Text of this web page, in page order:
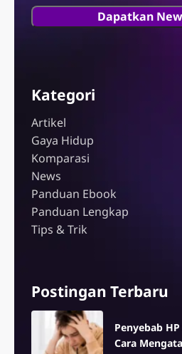
Kategori
Artikel
Gaya Hidup
Komparasi
News
Panduan Ebook
Panduan Lengkap
Tips & Trik
Postingan Terbaru
Penyebab
Cara